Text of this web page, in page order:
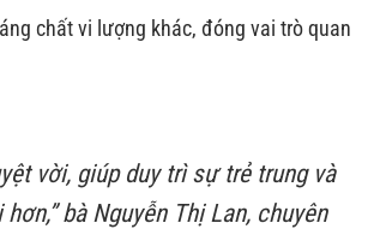
chất vi lượng khác, đóng vai trò quan
vời, giúp duy trì sự trẻ trung và
bà Nguyễn Thị Lan, chuyên